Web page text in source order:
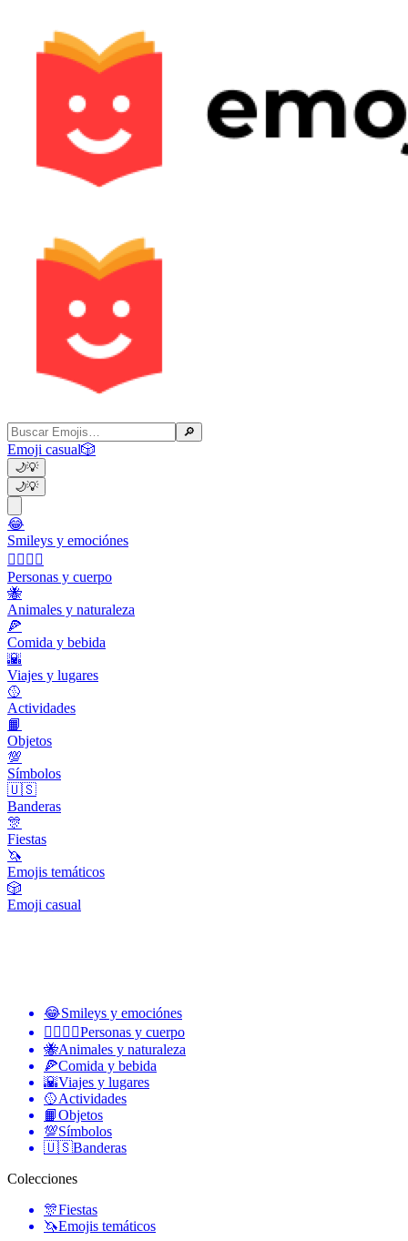
🔎
Emoji casual🎲
🌙💡
🌙💡
😂
Smileys y emociónes
👩‍❤️‍💋‍👨
Personas y cuerpo
🐝
Animales y naturaleza
🍕
Comida y bebida
🌇
Viajes y lugares
🥎
Actividades
📙
Objetos
💯
Símbolos
🇺🇸
Banderas
🎊
Fiestas
🦄
Emojis temáticos
🎲
Emoji casual
😂Smileys y emociónes
👩‍❤️‍💋‍👨Personas y cuerpo
🐝Animales y naturaleza
🍕Comida y bebida
🌇Viajes y lugares
🥎Actividades
📙Objetos
💯Símbolos
🇺🇸Banderas
Colecciones
🎊Fiestas
🦄Emojis temáticos